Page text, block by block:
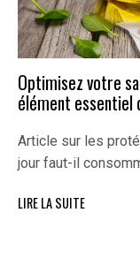
Optimisez votre
élément essentiel
Article sur les
jour faut-il
LIRE LA SUITE